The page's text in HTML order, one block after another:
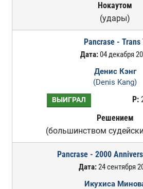
Нокаутом
(удары)
Pancrase - Trans
Дата:04 декабря
Денис Кэнг
(Denis Kang)
ВЫИГРАЛ Р:
Решением
(большинством
Pancrase - 2000
Дата:24 сентября
Икухиса